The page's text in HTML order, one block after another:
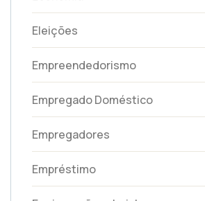
Eleições
Empreendedorismo
Empregado Doméstico
Empregadores
Empréstimo